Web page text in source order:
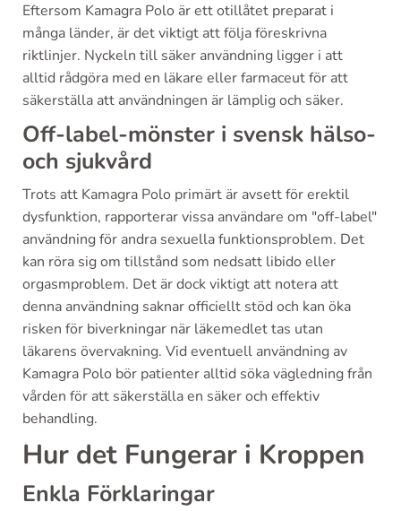
Eftersom Kamagra Polo är ett otillåtet preparat i
många länder, är det viktigt att följa föreskrivna
riktlinjer. Nyckeln till säker användning ligger i att
alltid rådgöra med en läkare eller farmaceut för att
säkerställa att användningen är lämplig och säker.
Off-label-mönster i svensk hälso-
och sjukvård
Trots att Kamagra Polo primärt är avsett för erektil
dysfunktion, rapporterar vissa användare om "off-label"
användning för andra sexuella funktionsproblem. Det
kan röra sig om tillstånd som nedsatt libido eller
orgasmproblem. Det är dock viktigt att notera att
denna användning saknar officiellt stöd och kan öka
risken för biverkningar när läkemedlet tas utan
läkarens övervakning. Vid eventuell användning av
Kamagra Polo bör patienter alltid söka vägledning från
vården för att säkerställa en säker och effektiv
behandling.
Hur det Fungerar i Kroppen
Enkla Förklaringar